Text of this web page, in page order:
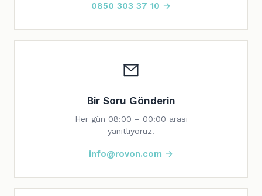
0850 303 37 10 →
Bir Soru Gönderin
Her gün 08:00 – 00:00 arası
yanıtlıyoruz.
info@rovon.com →